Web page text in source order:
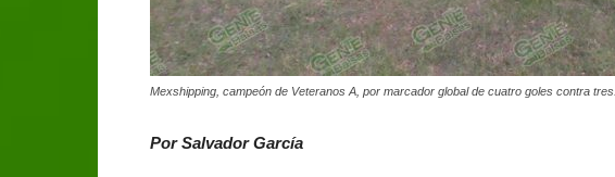
Mexshipping, campeón de Veteranos A, por marcador global de cuatro goles contra tres.
Por Salvador García